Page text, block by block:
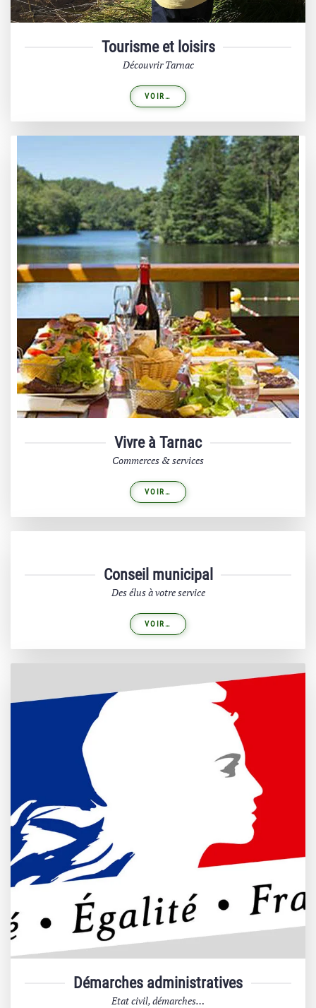
Tourisme et loisirs
Découvrir Tarnac
VOIR…
Vivre à Tarnac
Commerces & services
VOIR…
Conseil municipal
Des élus à votre service
VOIR…
Démarches administratives
Etat civil, démarches…